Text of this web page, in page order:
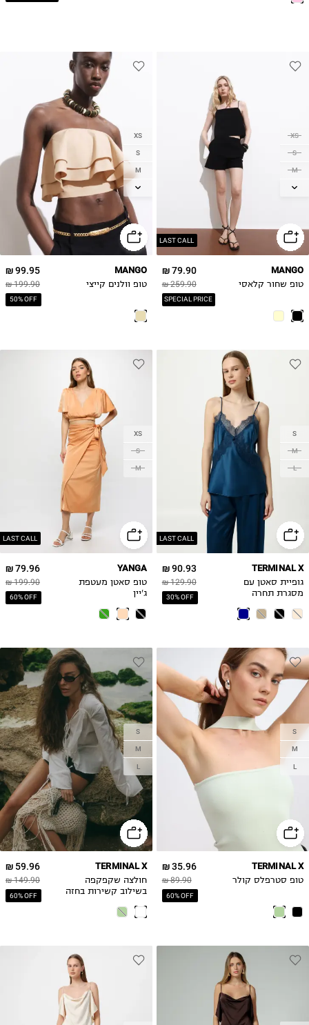
LAST CALL
XS
S
M
L
79.90 ₪
259.90 ₪
SPECIAL PRICE
MANGO
טופ שחור קלאסי
XS
S
M
L
99.95 ₪
199.90 ₪
50% OFF
MANGO
טופ וולנים קייצי
LAST CALL
S
M
L
90.93 ₪
129.90 ₪
30% OFF
TERMINAL X
גופיית סאטן עם
מסגרת תחרה
LAST CALL
XS
S
M
79.96 ₪
199.90 ₪
60% OFF
YANGA
טופ סאטן מעטפת
ג'יין
S
M
L
35.96 ₪
89.90 ₪
60% OFF
TERMINAL X
טופ סטרפלס קולר
S
M
L
59.96 ₪
149.90 ₪
60% OFF
TERMINAL X
חולצה שקפקפה
בשילוב קשירות בחזה